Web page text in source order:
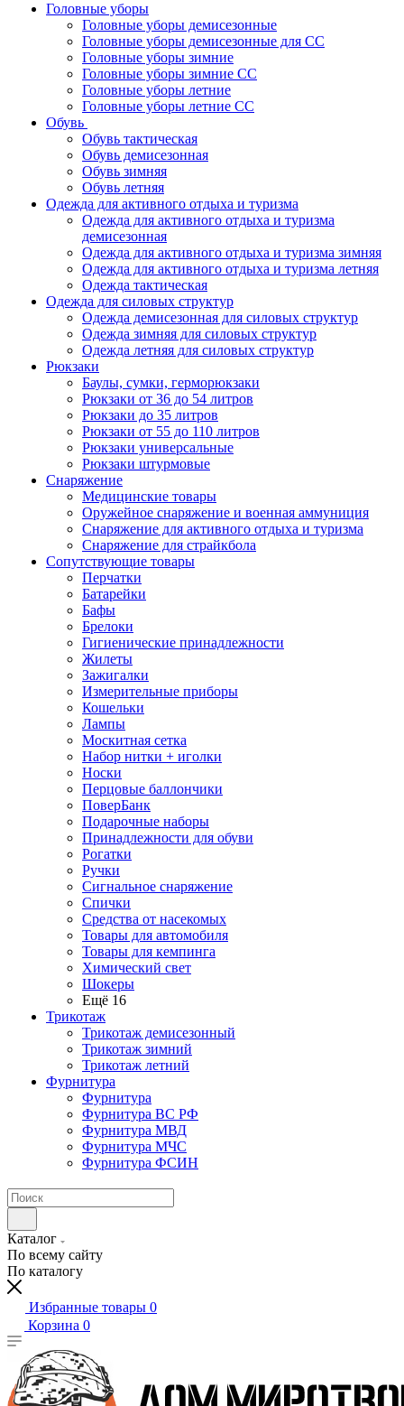
Головные уборы
Головные уборы демисезонные
Головные уборы демисезонные для СС
Головные уборы зимние
Головные уборы зимние СС
Головные уборы летние
Головные уборы летние СС
Обувь
Обувь тактическая
Обувь демисезонная
Обувь зимняя
Обувь летняя
Одежда для активного отдыха и туризма
Одежда для активного отдыха и туризма
демисезонная
Одежда для активного отдыха и туризма зимняя
Одежда для активного отдыха и туризма летняя
Одежда тактическая
Одежда для силовых структур
Одежда демисезонная для силовых структур
Одежда зимняя для силовых структур
Одежда летняя для силовых структур
Рюкзаки
Баулы, сумки, герморюкзаки
Рюкзаки от 36 до 54 литров
Рюкзаки до 35 литров
Рюкзаки от 55 до 110 литров
Рюкзаки универсальные
Рюкзаки штурмовые
Снаряжение
Медицинские товары
Оружейное снаряжение и военная аммуниция
Снаряжение для активного отдыха и туризма
Снаряжение для страйкбола
Сопутствующие товары
Перчатки
Батарейки
Бафы
Брелоки
Гигиенические принадлежности
Жилеты
Зажигалки
Измерительные приборы
Кошельки
Лампы
Москитная сетка
Набор нитки + иголки
Носки
Перцовые баллончики
ПоверБанк
Подарочные наборы
Принадлежности для обуви
Рогатки
Ручки
Сигнальное снаряжение
Спички
Средства от насекомых
Товары для автомобиля
Товары для кемпинга
Химический свет
Шокеры
Ещё 16
Трикотаж
Трикотаж демисезонный
Трикотаж зимний
Трикотаж летний
Фурнитура
Фурнитура
Фурнитура ВС РФ
Фурнитура МВД
Фурнитура МЧС
Фурнитура ФСИН
Каталог
По всему сайту
По каталогу
Избранные товары 0
Корзина 0